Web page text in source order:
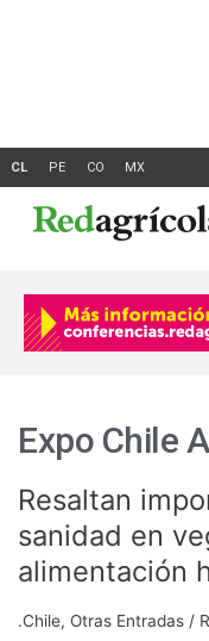
Expo Chile
Resaltan
sanidad en
alimentación
.Chile, Otras Entradas /
Resaltan
importancia
de
incrementar
en